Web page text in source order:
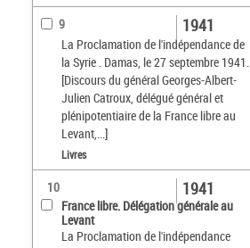
9
La Proclamation de l'indépendance de
la Syrie . Damas, le 27 septembre 1941.
[Discours du général Georges-Albert-
Julien Catroux, délégué général et
plénipotentiaire de la France libre au
Levant,...]
1941
Livres
10
France libre. Délégation générale au
Levant
La Proclamation de l'indépendance
1941